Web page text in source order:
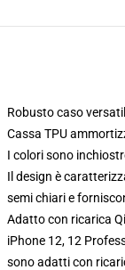
Robusto caso
Cassa TPU
I colori sono
Il design è
semi chiari e
Adatto con ricarica
iPhone 12, 12
sono adatti con